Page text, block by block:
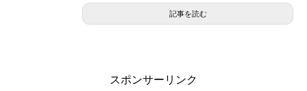
記事を読む
スポンサーリンク